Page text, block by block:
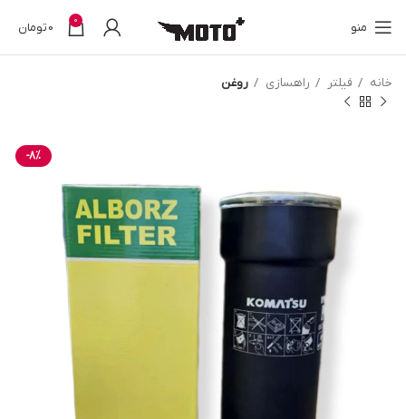
منو 0
0تومان
خانه فیلتر راهسازی روغن
-8%